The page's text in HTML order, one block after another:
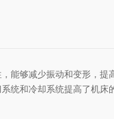
能够减少振动和变形，提
统和冷却系统提高了机床